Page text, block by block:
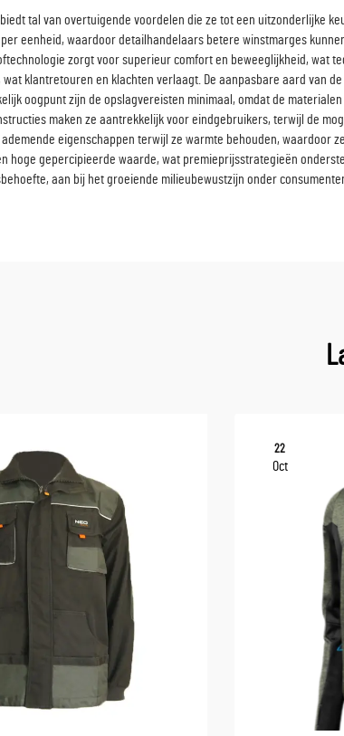
tal van overtuigende voordelen die ze tot een uitzonderlijke
eenheid, waardoor detailhandelaars betere winstmarges
zorgt voor superieur comfort en beweeglijkheid, wat
klantretouren en klachten verlaagt. De aanpasbare aard van
oogpunt zijn de opslagvereisten minimaal, omdat de
maken ze aantrekkelijk voor eindgebruikers, terwijl de
eigenschappen terwijl ze warmte behouden, waardoor
hoge gepercipieerde waarde, wat premieprijsstrategieën
aan bij het groeiende milieubewustzijn onder
22
Oct